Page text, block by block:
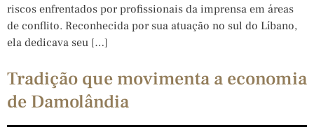
riscos enfrentados por profissionais da imprensa em áreas
de conflito. Reconhecida por sua atuação no sul do Líbano,
ela dedicava seu […]
Tradição que movimenta a economia
de Damolândia